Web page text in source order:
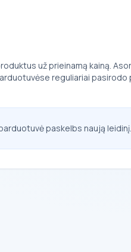
už prieinamą kainą.
reguliariai
paskelbs naują